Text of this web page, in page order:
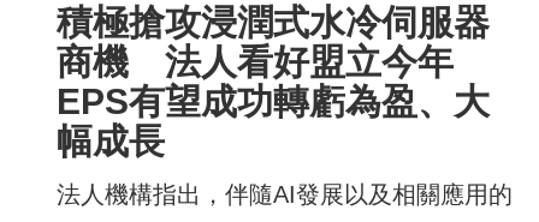
積極搶攻浸潤式水冷伺服器
商機 法人看好盟立今年
EPS有望成功轉虧為盈、大
幅成長
法人機構指出，伴隨AI發展以及相關應用的